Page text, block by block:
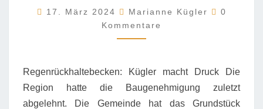
HAZ
VOM
24.01.2024
17. März 2024 Marianne Kügler
0
Kommentare
Regenrückhaltebecken: Kügler macht Druck Die
Region hatte die Baugenehmigung zuletzt
abgelehnt. Die Gemeinde hat das Grundstück